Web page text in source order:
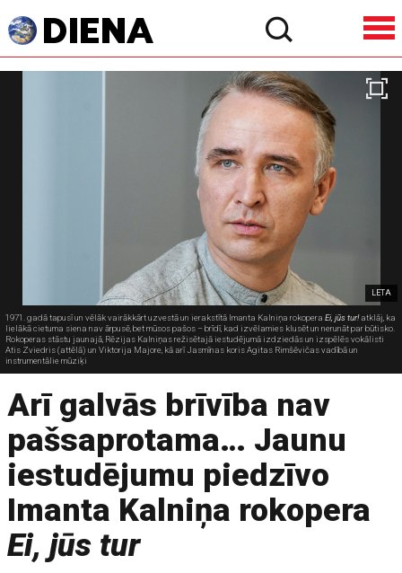
LETA
1971. gadā tapusī un vēlāk vairākkārt uzvestā un ierakstītā Imanta Kalniņa rokopera Ei, jūs tur!atklāj, ka
lielākā cietuma siena nav ārpusē, bet mūsos pašos – brīdī, kad izvēlamies klusēt un nerunāt par būtisko.
Rokoperas stāstu jaunajā, Rēzijas Kalniņas režisētajā iestudējumā izdziedās un izspēlēs vokālisti
Atis Zviedris (attēlā) un Viktorija Majore, kā arī Jasmīnas koris Agitas Rimšēvičas vadībā un
instrumentālie mūziķi
Arī galvās brīvība nav
pašsaprotama… Jaunu
iestudējumu piedzīvo
Imanta Kalniņa rokopera
Ei, jūs tur